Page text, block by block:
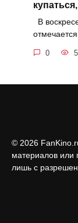
В
0
© 2026
материалов или
лишь с